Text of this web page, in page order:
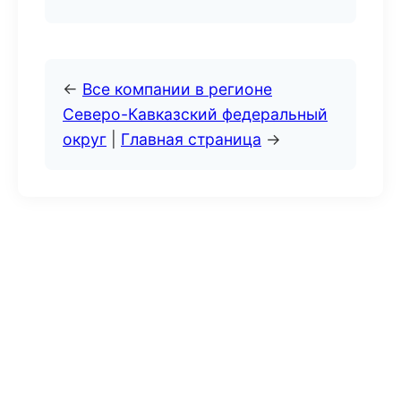
← Все компании в регионе
Северо-Кавказский федеральный
округ
Главная страница →